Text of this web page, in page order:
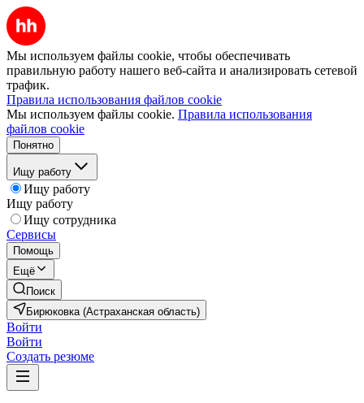
Мы используем файлы cookie, чтобы обеспечивать
правильную работу нашего веб-сайта и анализировать сетевой
трафик.
Правила использования файлов cookie
Мы используем файлы cookie. Правила использования
файлов cookie
Понятно
Ищу работу
Ищу работу
Ищу работу
Ищу сотрудника
Сервисы
Помощь
Ещё
Поиск
Бирюковка (Астраханская область)
Войти
Войти
Создать резюме